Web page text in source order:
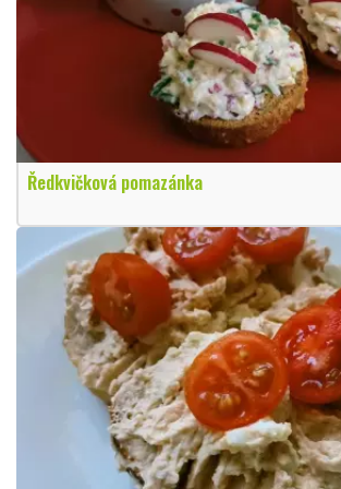
Ředkvičková pomazánka